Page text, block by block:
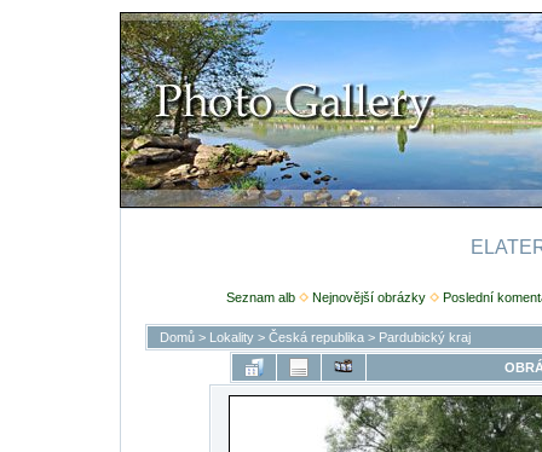
Seznam alb Nejnovější obrázky Poslední
Domů> Lokality> Česká republika> Pardubický kraj